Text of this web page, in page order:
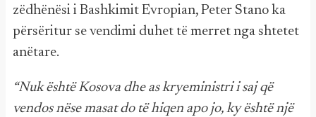
zëdhënësi i Bashkimit Evropian, Peter Stano ka
përsëritur se vendimi duhet të merret nga shtetet
anëtare.
“Nuk është Kosova dhe as kryeministri i saj që
vendos nëse masat do të hiqen apo jo, ky është një